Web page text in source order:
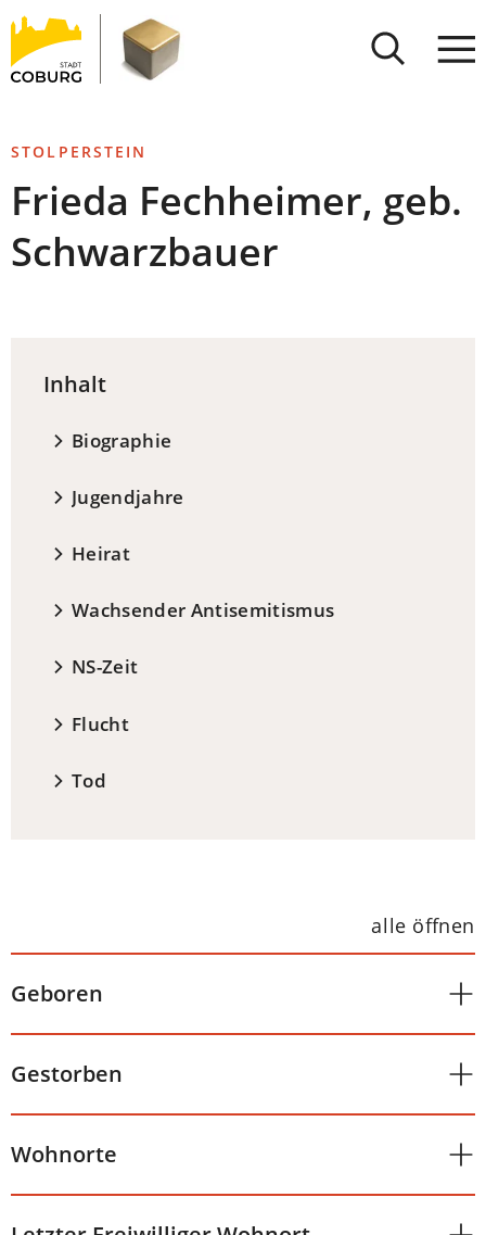
INHALT ANSPRINGEN
Stadt
Coburg
STOLPERSTEIN
Frieda Fechheimer, geb.
Schwarzbauer
Inhalt
Biographie
Jugendjahre
Heirat
Wachsender Antisemitismus
NS-Zeit
Flucht
Tod
alle öffnen
Geboren
Gestorben
Wohnorte